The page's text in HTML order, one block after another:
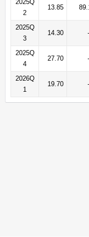
2025Q
2
13.85
2025Q
3
14.30
2025Q
4
27.70
2026Q
1
19.70